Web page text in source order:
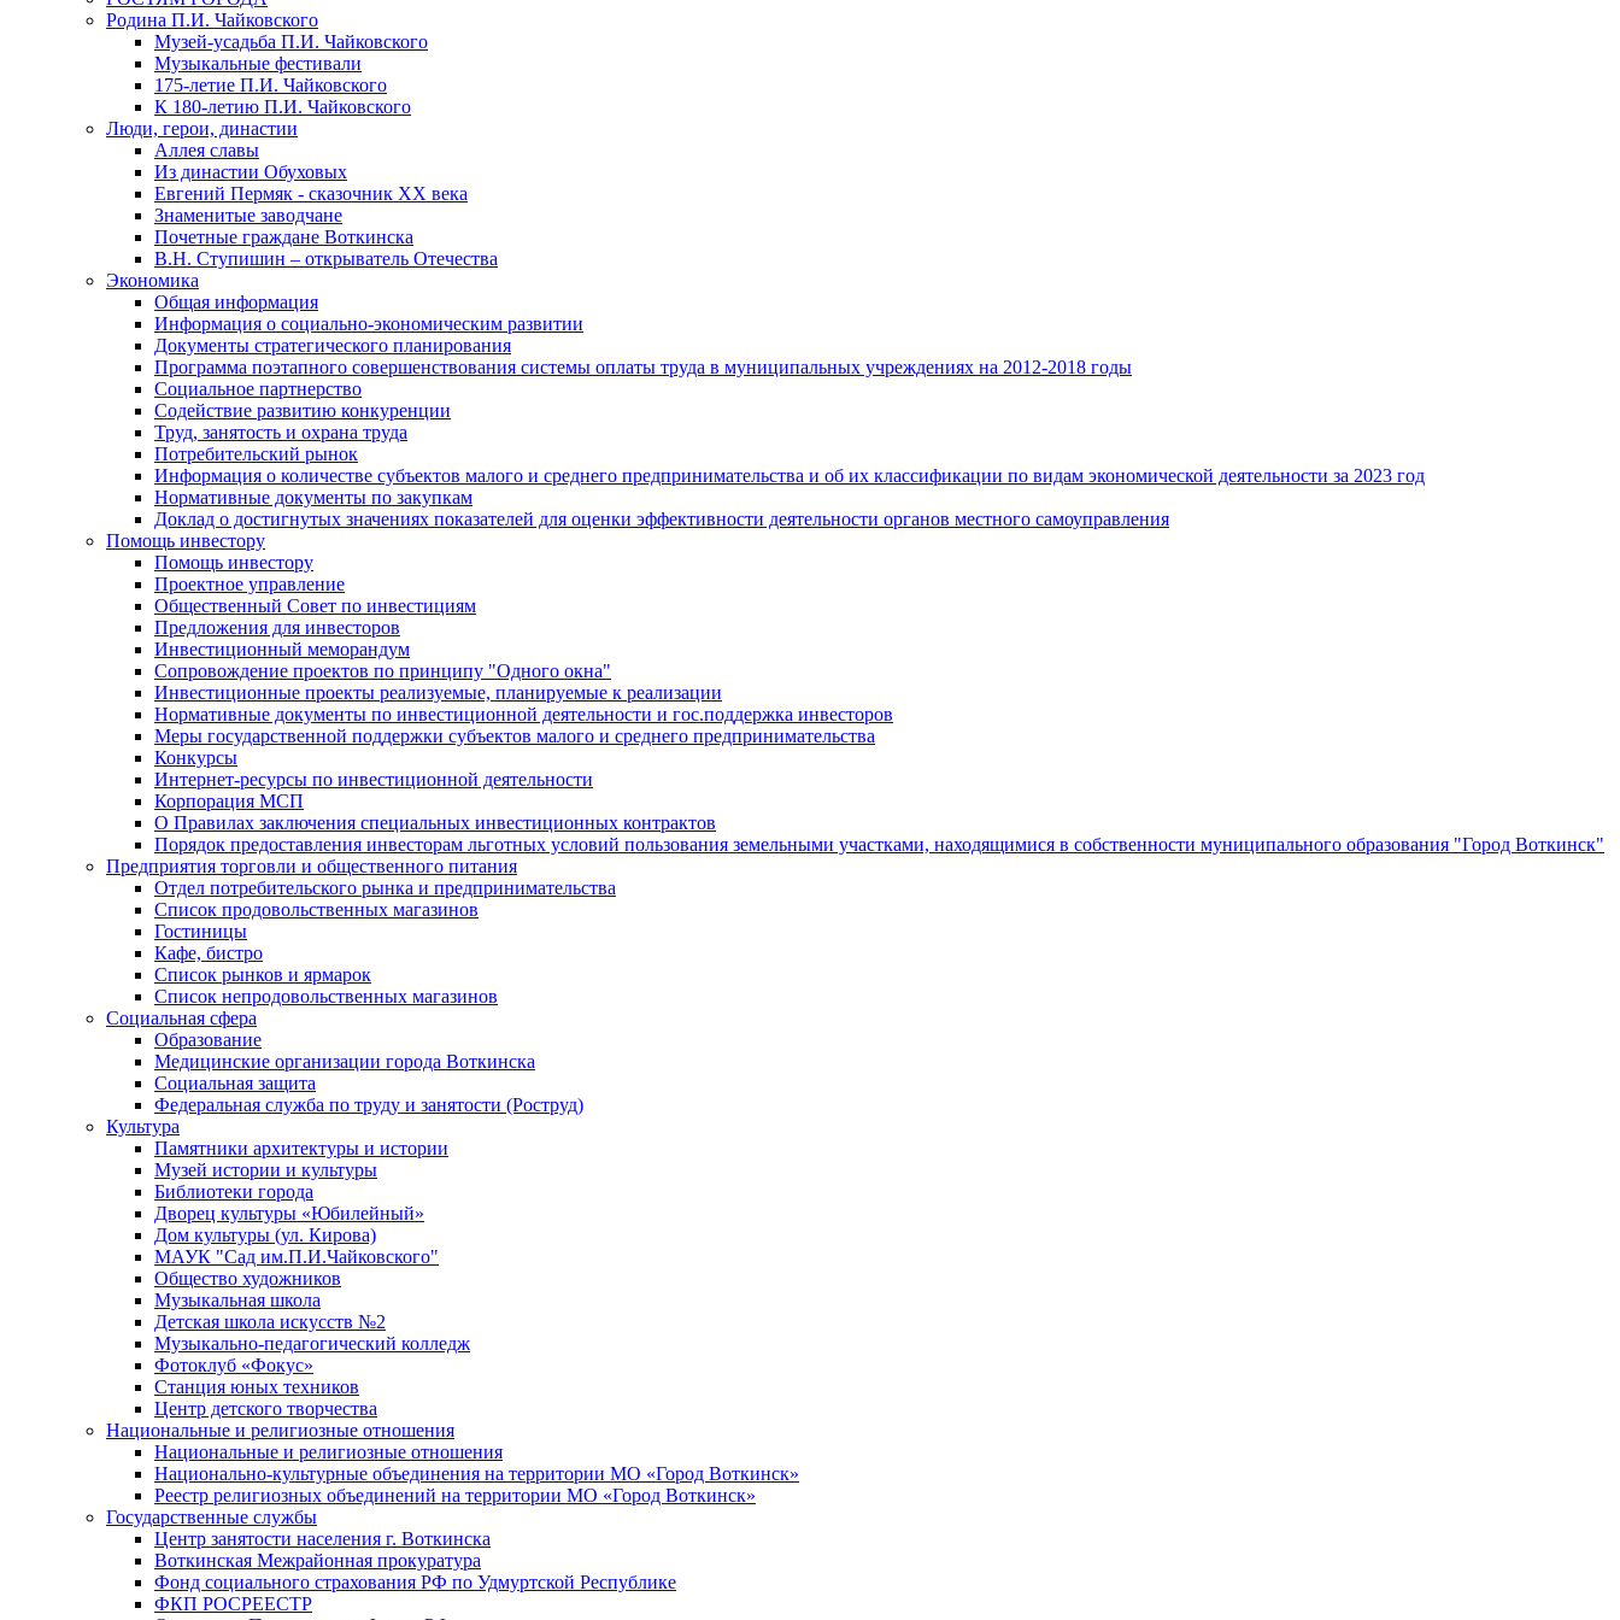
Родина П.И. Чайковского
Музей-усадьба П.И. Чайковского
Музыкальные фестивали
175-летие П.И. Чайковского
К 180-летию П.И. Чайковского
Люди, герои, династии
Аллея славы
Из династии Обуховых
Евгений Пермяк - сказочник XX века
Знаменитые заводчане
Почетные граждане Воткинска
В.Н. Ступишин – открыватель Отечества
Экономика
Общая информация
Информация о социально-экономическим развитии
Документы стратегического планирования
Программа поэтапного совершенствования системы оплаты труда в муниципальных учреждениях на 2012-2018 годы
Социальное партнерство
Содействие развитию конкуренции
Труд, занятость и охрана труда
Потребительский рынок
Информация о количестве субъектов малого и среднего предпринимательства и об их классификации по видам экономической деятельности за 2023 год
Нормативные документы по закупкам
Доклад о достигнутых значениях показателей для оценки эффективности деятельности органов местного самоуправления
Помощь инвестору
Помощь инвестору
Проектное управление
Общественный Совет по инвестициям
Предложения для инвесторов
Инвестиционный меморандум
Сопровождение проектов по принципу "Oдного окна"
Инвестиционные проекты реализуемые, планируемые к реализации
Нормативные документы по инвестиционной деятельности и гос.поддержка инвесторов
Меры государственной поддержки субъектов малого и среднего предпринимательства
Конкурсы
Интернет-ресурсы по инвестиционной деятельности
Корпорация МСП
О Правилах заключения специальных инвестиционных контрактов
Порядок предоставления инвесторам льготных условий пользования земельными участками, находящимися в собственности муниципального образования "Город Воткинск"
Предприятия торговли и общественного питания
Отдел потребительского рынка и предпринимательства
Список продовольственных магазинов
Гостиницы
Кафе, бистро
Cписок рынков и ярмарок
Список непродовольственных магазинов
Социальная сфера
Образование
Медицинские организации города Воткинска
Социальная защита
Федеральная служба по труду и занятости (Роструд)
Культура
Памятники архитектуры и истории
Музей истории и культуры
Библиотеки города
Дворец культуры «Юбилейный»
Дом культуры (ул. Кирова)
МАУК "Сад им.П.И.Чайковского"
Общество художников
Музыкальная школа
Детская школа искусств №2
Музыкально-педагогический колледж
Фотоклуб «Фокус»
Станция юных техников
Центр детского творчества
Национальные и религиозные отношения
Национальные и религиозные отношения
Национально-культурные объединения на территории МО «Город Воткинск»
Реестр религиозных объединений на территории МО «Город Воткинск»
Государственные службы
Центр занятости населения г. Воткинска
Воткинская Межрайонная прокуратура
Фонд социального страхования РФ по Удмуртской Республике
ФКП РОСРЕЕСТР